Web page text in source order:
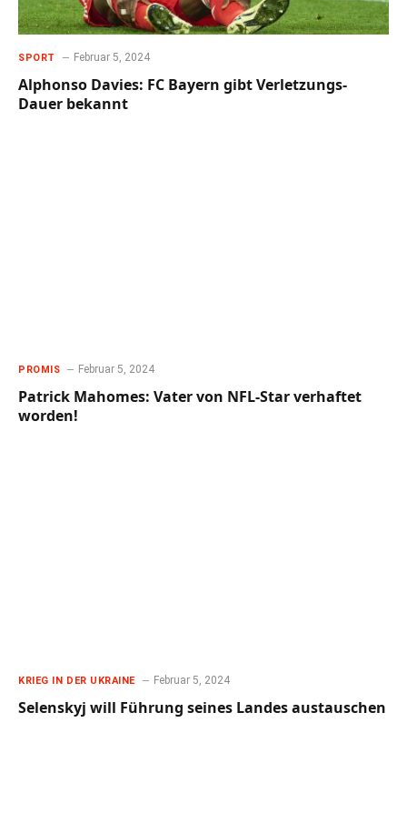
SPORT Februar 5, 2024
Alphonso Davies: FC Bayern gibt Verletzungs-
Dauer bekannt
PROMIS Februar 5, 2024
Patrick Mahomes: Vater von NFL-Star verhaftet
worden!
KRIEG IN DER UKRAINE Februar 5, 2024
Selenskyj will Führung seines Landes austauschen